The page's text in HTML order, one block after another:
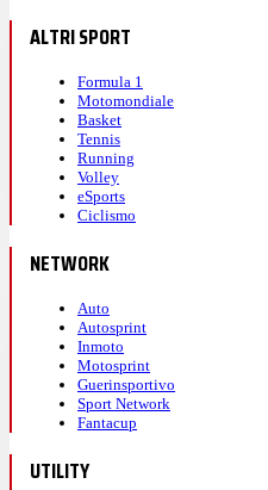
ALTRI SPORT
Formula 1
Motomondiale
Basket
Tennis
Running
Volley
eSports
Ciclismo
NETWORK
Auto
Autosprint
Inmoto
Motosprint
Guerinsportivo
Sport Network
Fantacup
UTILITY